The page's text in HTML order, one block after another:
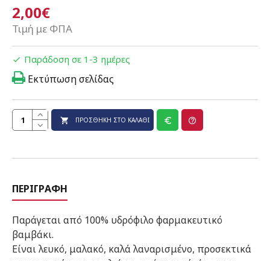
2,00€
Τιμή με ΦΠΑ
Παράδοση σε 1-3 ημέρες
ΠΡΟΣΘΉΚΗ ΣΤΟ ΚΑΛΆΘΙ
Εκτύπωση σελίδας
ΠΕΡΙΓΡΑΦΉ
Παράγεται από 100% υδρόφιλο φαρμακευτικό
βαμβάκι.
Είναι λευκό, μαλακό, καλά λαναρισμένο, προσεκτικά